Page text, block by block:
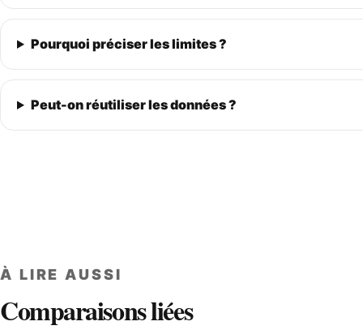
Pourquoi préciser les limites ?
Peut-on réutiliser les données ?
À LIRE AUSSI
Comparaisons liées